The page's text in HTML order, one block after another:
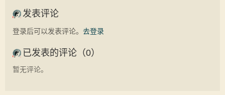
发表评论
登录后可以发表评论。 去登录
已发表的评论（0）
暂无评论。